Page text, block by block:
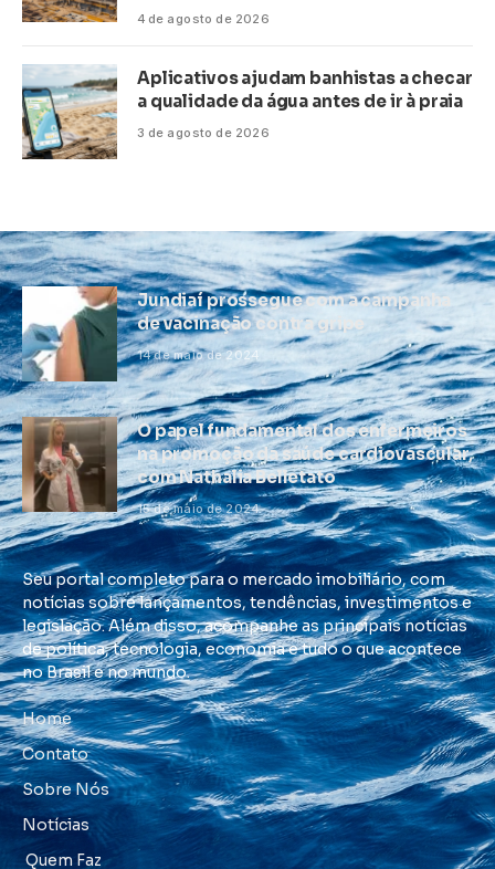
4 de agosto de 2026
Aplicativos ajudam banhistas a checar
a qualidade da água antes de ir à praia
3 de agosto de 2026
Jundiaí prossegue com a campanha
de vacinação contra gripe
14 de maio de 2024
O papel fundamental dos enfermeiros
na promoção da saúde cardiovascular,
com Nathalia Belletato
15 de maio de 2024
Seu portal completo para o mercado imobiliário, com
notícias sobre lançamentos, tendências, investimentos e
legislação. Além disso, acompanhe as principais notícias
de política, tecnologia, economia e tudo o que acontece
no Brasil e no mundo.
Home
Contato
Sobre Nós
Notícias
Quem Faz